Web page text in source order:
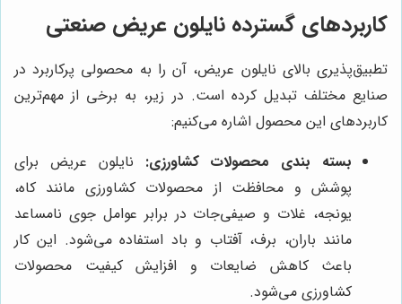
کاربردهای گسترده نایلون عریض صنعتی
تطبیق‌پذیری بالای نایلون عریض، آن را به محصولی پرکاربرد در
صنایع مختلف تبدیل کرده است. در زیر، به برخی از مهم‌ترین
کاربردهای این محصول اشاره می‌کنیم:
بسته بندی محصولات کشاورزی: نایلون عریض برای
پوشش و محافظت از محصولات کشاورزی مانند کاه،
یونجه، غلات و صیفی‌جات در برابر عوامل جوی نامساعد
مانند باران، برف، آفتاب و باد استفاده می‌شود. این کار
باعث کاهش ضایعات و افزایش کیفیت محصولات
کشاورزی می‌شود.